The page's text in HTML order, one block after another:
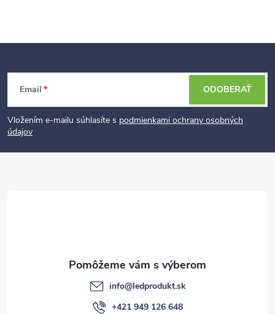
t
Email
Vložením e-mailu súhlasíte s podmienkami ochrany osobných
údajov
ODOBERAŤ
info@ledprodukt.sk
+421 949 126 648